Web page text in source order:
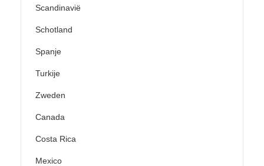
Scandinavië
Schotland
Spanje
Turkije
Zweden
Canada
Costa Rica
Mexico